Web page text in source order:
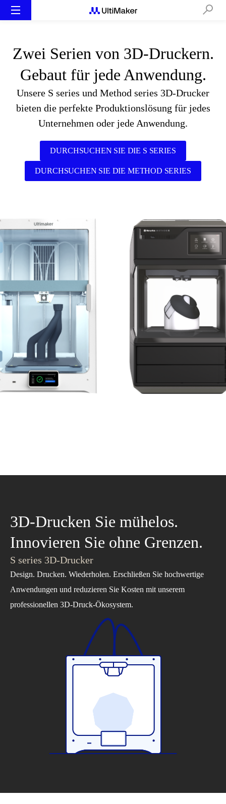
Zwei Serien von 3D-Druckern.
Gebaut für jede Anwendung.
Unsere S series und Method series 3D-Drucker
bieten die perfekte Produktionslösung für jedes
Unternehmen oder jede Anwendung.
DURCHSUCHEN SIE DIE S SERIES
DURCHSUCHEN SIE DIE METHOD SERIES
3D-Drucken Sie mühelos.
Innovieren Sie ohne Grenzen.
S series 3D-Drucker
Design. Drucken. Wiederholen. Erschließen Sie hochwertige
Anwendungen und reduzieren Sie Kosten mit unserem
professionellen 3D-Druck-Ökosystem.